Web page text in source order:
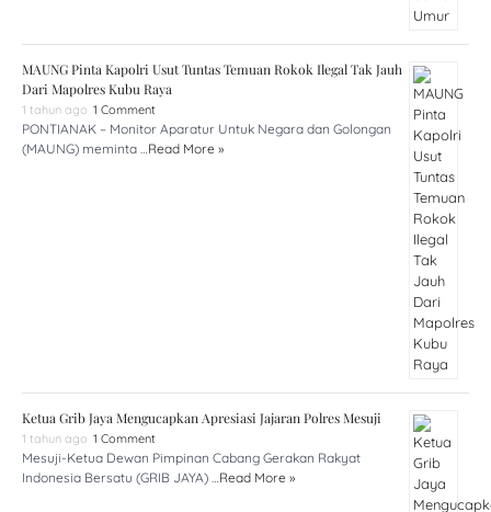
MAUNG Pinta Kapolri Usut Tuntas Temuan Rokok Ilegal Tak Jauh
Dari Mapolres Kubu Raya
1 tahun ago 1 Comment
PONTIANAK – Monitor Aparatur Untuk Negara dan Golongan
(MAUNG) meminta … Read More »
Ketua Grib Jaya Mengucapkan Apresiasi Jajaran Polres Mesuji
1 tahun ago 1 Comment
Mesuji-Ketua Dewan Pimpinan Cabang Gerakan Rakyat
Indonesia Bersatu (GRIB JAYA) … Read More »